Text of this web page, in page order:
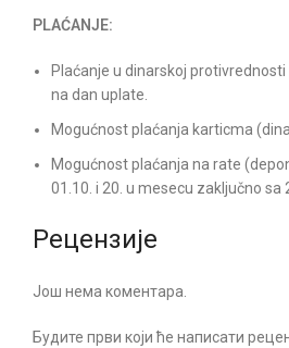
PLAĆANJE:
Plaćanje u dinarskoj
na dan uplate.
Mogućnost plaćanja karticma
Mogućnost plaćanja na rate
01.10. i 20. u mesecu zaključno sa
Рецензије
Још нема коментара.
Будите први који ће написати